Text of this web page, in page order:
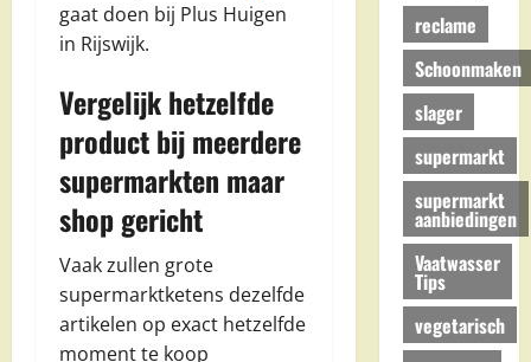
gaat doen bij Plus Huigen
in Rijswijk.
Vergelijk hetzelfde
product bij meerdere
supermarkten maar
shop gericht
Vaak zullen grote
supermarktketens dezelfde
artikelen op exact hetzelfde
moment te koop
reclame
Schoonmaken
slager
supermarkt
supermarkt
aanbiedingen
Vaatwasser
Tips
vegetarisch